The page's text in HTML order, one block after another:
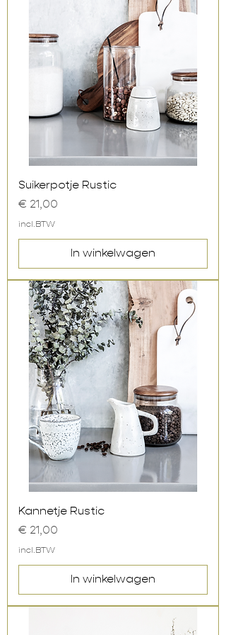
Suikerpotje Rustic
Prijs
€ 21,00
incl.BTW
In winkelwagen
Kannetje Rustic
Prijs
€ 21,00
incl.BTW
In winkelwagen